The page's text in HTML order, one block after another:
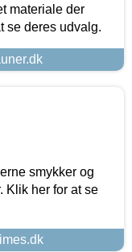
materiale der
se deres udvalg.
smykker og
Klik her for at se